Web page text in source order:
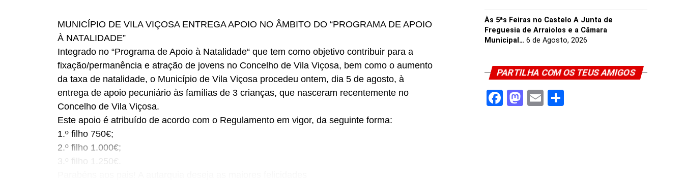
MUNICÍPIO DE VILA VIÇOSA ENTREGA APOIO NO ÂMBITO DO “PROGRAMA DE APOIO
À NATALIDADE”
Integrado no “Programa de Apoio à Natalidade“ que tem como objetivo contribuir para a
fixação/permanência e atração de jovens no Concelho de Vila Viçosa, bem como o aumento
da taxa de natalidade, o Município de Vila Viçosa procedeu ontem, dia 5 de agosto, à
entrega de apoio pecuniário às famílias de 3 crianças, que nasceram recentemente no
Concelho de Vila Viçosa.
Este apoio é atribuído de acordo com o Regulamento em vigor, da seguinte forma:
1.º filho 750€;
2.º filho 1.000€;
3.º filho 1.250€.
Às 5ªs Feiras no Castelo A Junta de
Freguesia de Arraiolos e a Câmara
Municipal… 6 de Agosto, 2026
PARTILHA COM OS TEUS AMIGOS
Facebook
Mastodon
Email